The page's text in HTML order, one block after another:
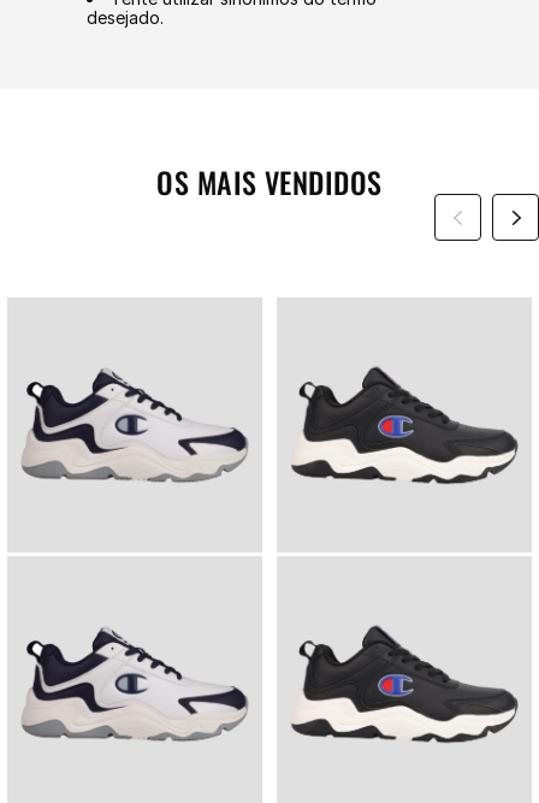
desejado.
OS MAIS VENDIDOS